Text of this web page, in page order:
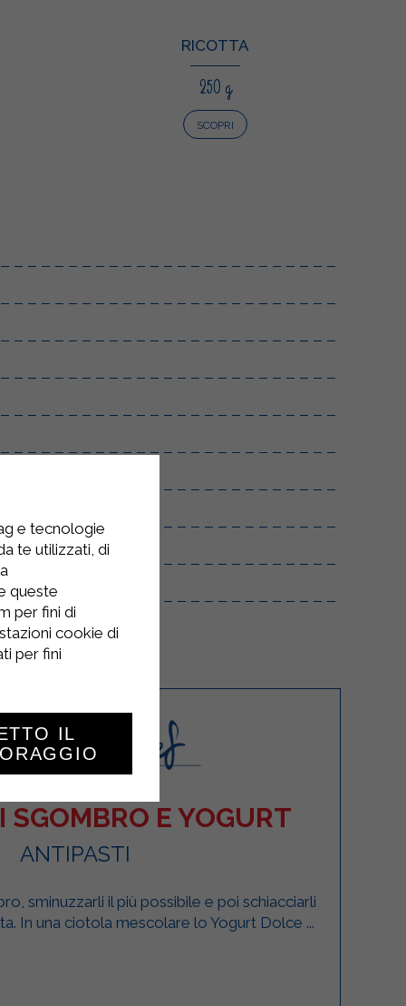
RICOTTA
250 g
SCOPRI
SGOMBRO E YOGURT
ANTIPASTI
sminuzzarli il più possibile e poi schiacciarli
In una ciotola mescolare lo Yogurt Dolce ...
e tecnologie
te utilizzati, di
queste
per fini di
cookie di
per fini
IL